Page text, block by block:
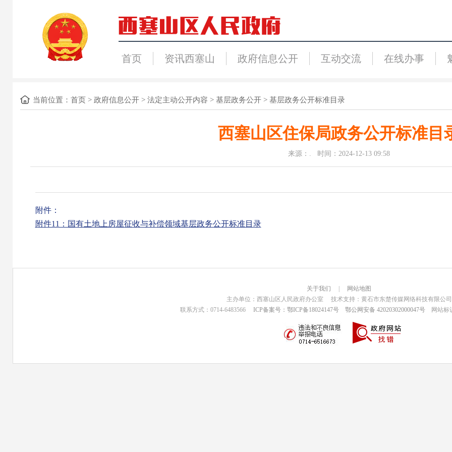
首页 资讯西塞山 政府信息公开 互动交流 在线办事
当前位置： 首页> 政府信息公开> 法定主动公开内容 > 基层政务公开> 基层政务公开标准目录
西塞山区住保局政务公开标准目
来源：. 时间：2024-12-13 09:58
附件：
附件11：国有土地上房屋征收与补偿领域基层政务公开标准目录
关于我们
网站地图
主办单位：西塞山区人民政府办公室 技术支持：黄石市东楚传媒网络科技有限公司
联系方式：0714-6483566 ICP备案号：鄂ICP备18024147号 鄂公网安备 42020302000047号 网站标